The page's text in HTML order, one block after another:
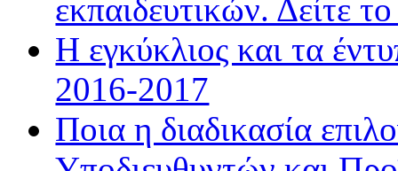
εκπαιδευτικών. Δείτε
Η εγκύκλιος και τα
2016-2017
Ποια η διαδικασία